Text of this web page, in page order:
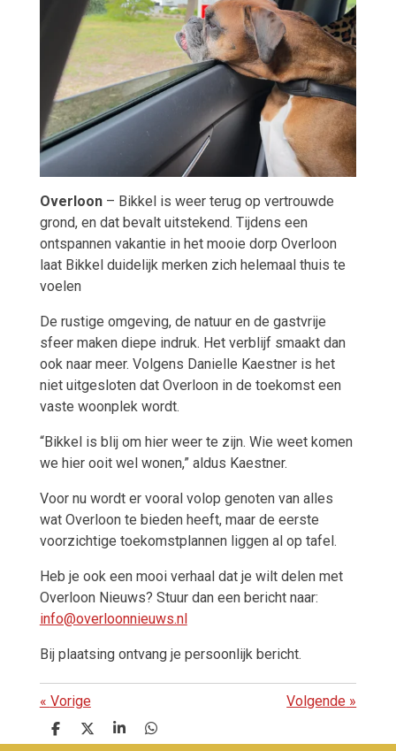
Overloon– Bikkel is weer terug op vertrouwde
grond, en dat bevalt uitstekend. Tijdens een
ontspannen vakantie in het mooie dorp Overloon
laat Bikkel duidelijk merken zich helemaal thuis te
voelen
De rustige omgeving, de natuur en de gastvrije
sfeer maken diepe indruk. Het verblijf smaakt dan
ook naar meer. Volgens Danielle Kaestner is het
niet uitgesloten dat Overloon in de toekomst een
vaste woonplek wordt.
“Bikkel is blij om hier weer te zijn. Wie weet komen
we hier ooit wel wonen,” aldus Kaestner.
Voor nu wordt er vooral volop genoten van alles
wat Overloon te bieden heeft, maar de eerste
voorzichtige toekomstplannen liggen al op tafel.
Heb je ook een mooi verhaal dat je wilt delen met
Overloon Nieuws? Stuur dan een bericht naar:
info@overloonnieuws.nl
Bij plaatsing ontvang je persoonlijk bericht.
« Vorige Volgende »
D
e
D
e
S
h
D
e